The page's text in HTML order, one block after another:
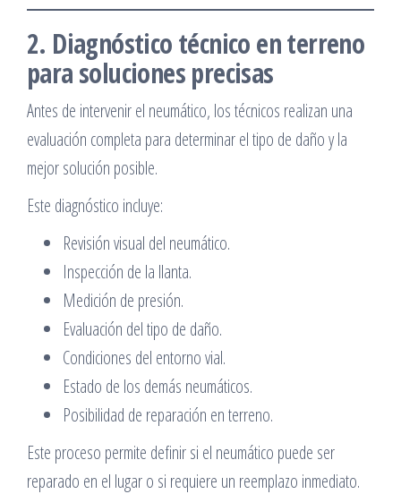
2. Diagnóstico técnico en terreno
para soluciones precisas
Antes de intervenir el neumático, los técnicos realizan una
evaluación completa para determinar el tipo de daño y la
mejor solución posible.
Este diagnóstico incluye:
Revisión visual del neumático.
Inspección de la llanta.
Medición de presión.
Evaluación del tipo de daño.
Condiciones del entorno vial.
Estado de los demás neumáticos.
Posibilidad de reparación en terreno.
Este proceso permite definir si el neumático puede ser
reparado en el lugar o si requiere un reemplazo inmediato.